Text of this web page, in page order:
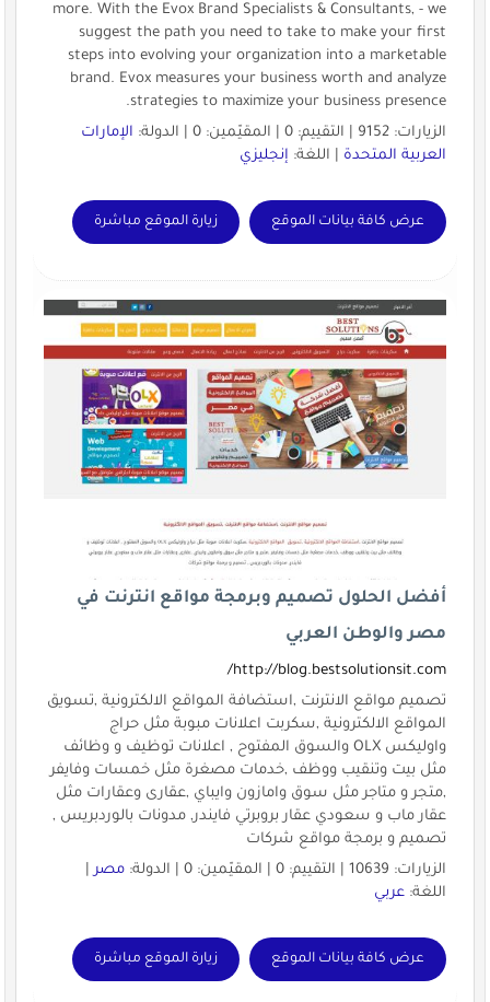
more. With the Evox Brand Specialists & Consultants, - we
suggest the path you need to take to make your first
steps into evolving your organization into a marketable
brand. Evox measures your business worth and analyze
strategies to maximize your business presence.
الزيارات: 9152 | التقييم: 0 | المقيّمين: 0 | الدولة:
الإمارات
العربية المتحدة| اللغة: إنجليزي
عرض كافة بيانات الموقع زيارة الموقع مباشرة
أفضل الحلول تصميم وبرمجة مواقع انترنت في
مصر والوطن العربي
http://blog.bestsolutionsit.com/
تصميم مواقع الانترنت ,استضافة المواقع الالكترونية ,تسويق
المواقع الالكترونية ,سكربت اعلانات مبوبة مثل حراج
واوليكس OLX والسوق المفتوح , اعلانات توظيف و وظائف
مثل بيت وتنقيب ووظف ,خدمات مصغرة مثل خمسات وفايفر
,متجر و متاجر مثل سوق وامازون وايباي ,عقارى وعقارات مثل
عقار ماب و سعودي عقار بروبرتي فايندر, مدونات بالوردبريس ,
تصميم و برمجة مواقع شركات
الزيارات: 10639 | التقييم: 0 | المقيّمين: 0 | الدولة:
مصر|
اللغة: عربي
عرض كافة بيانات الموقع زيارة الموقع مباشرة